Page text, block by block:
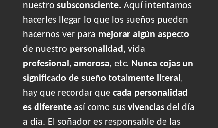
nuestro subsconsciente. Aquí intentamos
hacerles llegar lo que los sueños pueden
hacernos ver para mejorar algún aspecto
de nuestro personalidad, vida
profesional, amorosa, etc. Nunca cojas un
significado de sueño totalmente literal,
hay que recordar que cada personalidad
es diferente así como sus vivencias del día
a día. El soñador es responsable de las